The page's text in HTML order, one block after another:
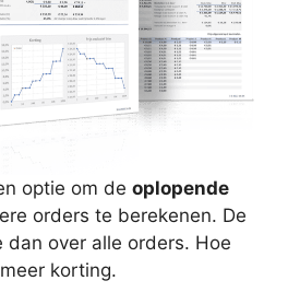
optie om de oplopende
orders te berekenen. De
dan over alle orders. Hoe
korting.